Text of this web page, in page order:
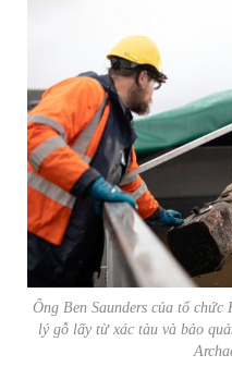
Ông Ben Saunders của tổ chức
lý gỗ lấy từ xác tàu và bảo